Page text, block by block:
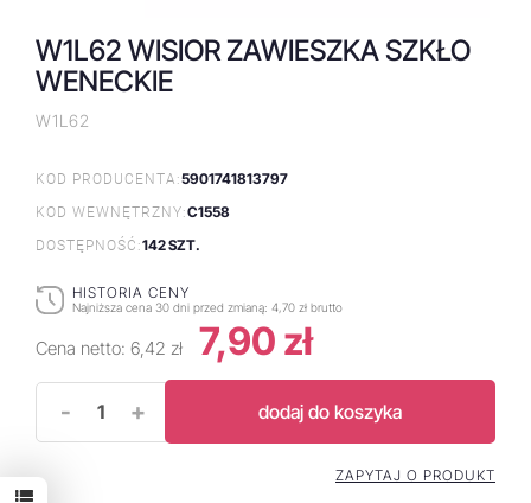
W1L62 WISIOR ZAWIESZKA SZKŁO
WENECKIE
W1L62
KOD PRODUCENTA:5901741813797
KOD WEWNĘTRZNY:C1558
DOSTĘPNOŚĆ:142 SZT.
HISTORIA CENY
Najniższa cena 30 dni przed zmianą: 4,70 zł brutto
Cena netto: 6,42 zł 7,90 zł
- + dodaj do koszyka
ZAPYTAJ O PRODUKT